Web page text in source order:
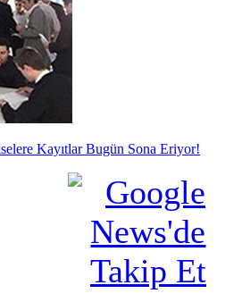
Kayıtlar Bugün Sona Eriyor!